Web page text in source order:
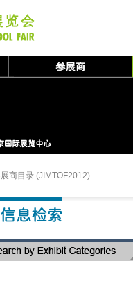
商目录 (JIMTOF2012)